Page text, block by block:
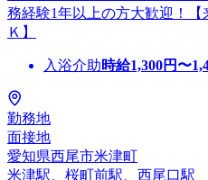
務経験1年以上の方大歓迎！
Ｋ】
入浴介助時給1,300円〜
勤務地
面接地
愛知県西尾市米津町
米津駅、桜町前駅、西尾口駅